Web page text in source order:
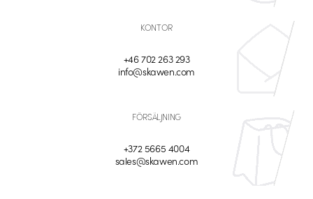
KONTOR
+46 702 263 293
info@skawen.com
FÖRSÄLJNING
+372 5665 4004
sales@skawen.com